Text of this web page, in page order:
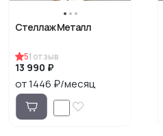
Стеллаж Металл
51 отзыв
13 990 ₽
от 1446 ₽/месяц